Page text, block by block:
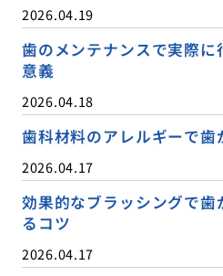
2026.04.19
歯のメンテナンスで実際
意義
2026.04.18
歯科材料のアレルギーで
2026.04.17
効果的なブラッシングで
るコツ
2026.04.17